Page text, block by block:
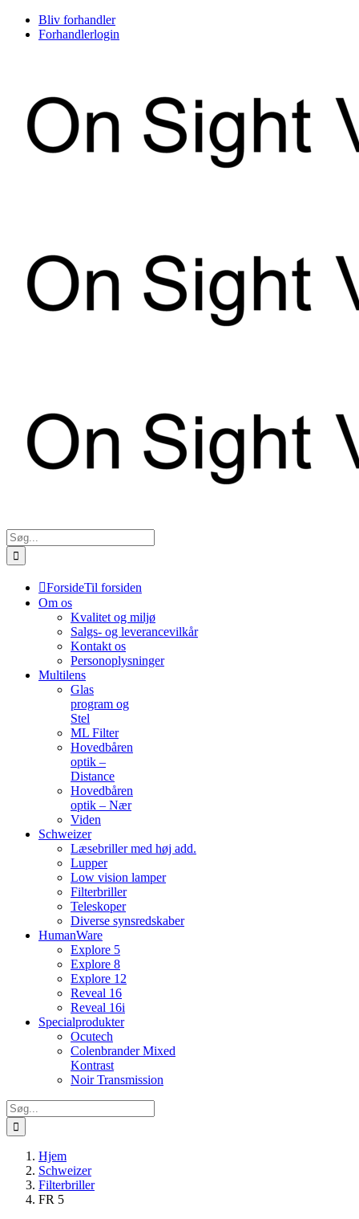
Skip
Bliv forhandler
Forhandlerlogin
Søg
efter:
ForsideTil forsiden
Om os
Kvalitet og miljø
Salgs- og leverancevilkår
Kontakt os
Personoplysninger
Multilens
Glas
program og
Stel
ML Filter
Hovedbåren
optik –
Distance
Hovedbåren
optik – Nær
Viden
Schweizer
Læsebriller med høj add.
Lupper
Low vision lamper
Filterbriller
Teleskoper
Diverse synsredskaber
HumanWare
Explore 5
Explore 8
Explore 12
Reveal 16
Reveal 16i
Specialprodukter
Ocutech
Colenbrander Mixed
Kontrast
Noir Transmission
Søg
efter:
Hjem
Schweizer
Filterbriller
FR 5